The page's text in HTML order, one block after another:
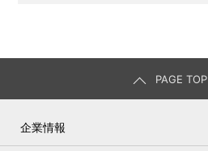
PAGE TOP
企業情報